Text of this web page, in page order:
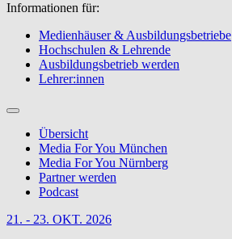
Informationen für:
Medienhäuser & Ausbildungsbetriebe
Hochschulen & Lehrende
Ausbildungsbetrieb werden
Lehrer:innen
Übersicht
Media For You München
Media For You Nürnberg
Partner werden
Podcast
21. - 23. OKT. 2026